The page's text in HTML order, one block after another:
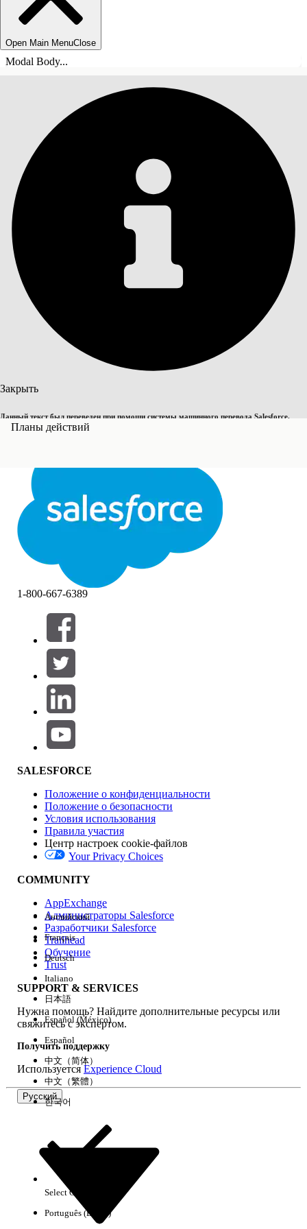
Open Main MenuClose
Modal Body...
Закрыть
Данный текст был переведен при помощи системы машинного перевода Salesforce.
Дополнительные сведения см.
Закрыть
Планы действий
СОДЕРЖАНИЕ
Фильтры (0)
ВЫБРАТЬ ФИЛЬТРЫ
Область продуктов
Влияние на функции
Версия
Возможности
Очистить все Готово
Результаты отсутствуют
1-800-667-6389
SALESFORCE
Положение о конфиденциальности
Положение о безопасности
Условия использования
Правила участия
Центр настроек cookie-файлов
Your Privacy Choices
COMMUNITY
AppExchange
Администраторы Salesforce
Разработчики Salesforce
Trailhead
Обучение
Trust
SUPPORT & SERVICES
Нужна помощь? Найдите дополнительные ресурсы или
свяжитесь с экспертом.
Получить поддержку
ИспользуетсяExperience Cloud
Русский
Английский
Français
Deutsch
Italiano
日本語
Español (México)
Español
中文（简体）
中文（繁體）
한국어
Select Org
Português (Brasil)